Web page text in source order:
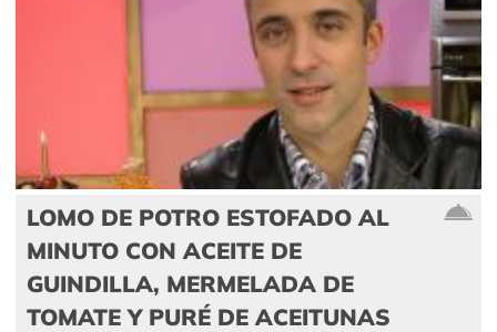
LOMO DE POTRO ESTOFADO AL
MINUTO CON ACEITE DE
GUINDILLA, MERMELADA DE
TOMATE Y PURÉ DE ACEITUNAS